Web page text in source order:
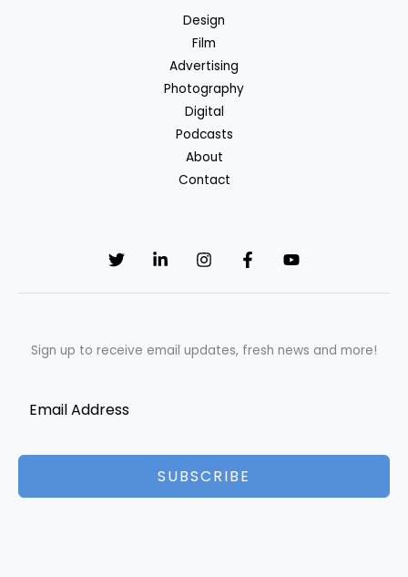
Design
Film
Advertising
Photography
Digital
Podcasts
About
Contact
Sign up to receive email updates, fresh news and more!
SUBSCRIBE